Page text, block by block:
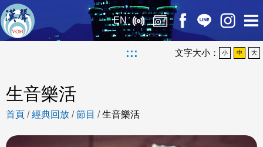
EN
::: 文字大小： 小 中 大
生音樂活
首頁 /經典回放 /節目 /生音樂活